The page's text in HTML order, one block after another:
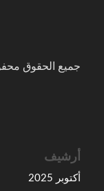
جميع الحقوق محفوظة.
أرشيف
أكتوبر 2025